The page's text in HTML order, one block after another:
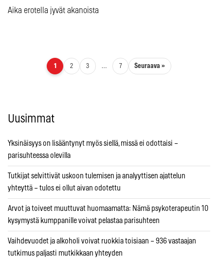
Aika erotella jyvät akanoista
Artikkelien sivutus
1 2 3 … 7 Seuraava »
Uusimmat
Yksinäisyys on lisääntynyt myös siellä, missä ei odottaisi –
parisuhteessa olevilla
Tutkijat selvittivät uskoon tulemisen ja analyyttisen ajattelun
yhteyttä – tulos ei ollut aivan odotettu
Arvot ja toiveet muuttuvat huomaamatta: Nämä psykoterapeutin 10
kysymystä kumppanille voivat pelastaa parisuhteen
Vaihdevuodet ja alkoholi voivat ruokkia toisiaan – 936 vastaajan
tutkimus paljasti mutkikkaan yhteyden